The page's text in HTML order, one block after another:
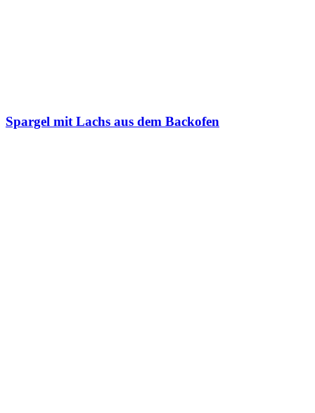
Spargel mit Lachs aus dem Backofen